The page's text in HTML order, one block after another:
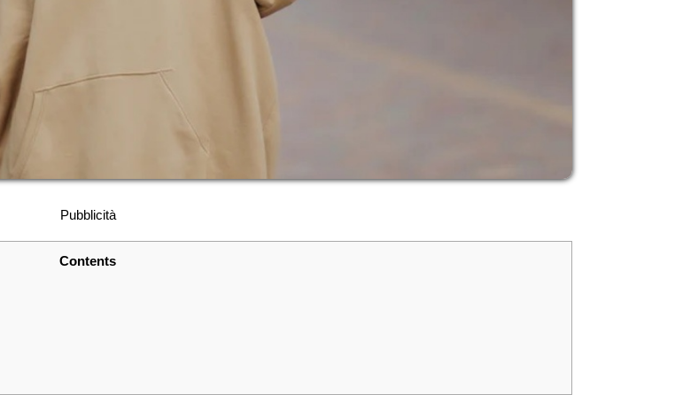
Pubblicità
Contents